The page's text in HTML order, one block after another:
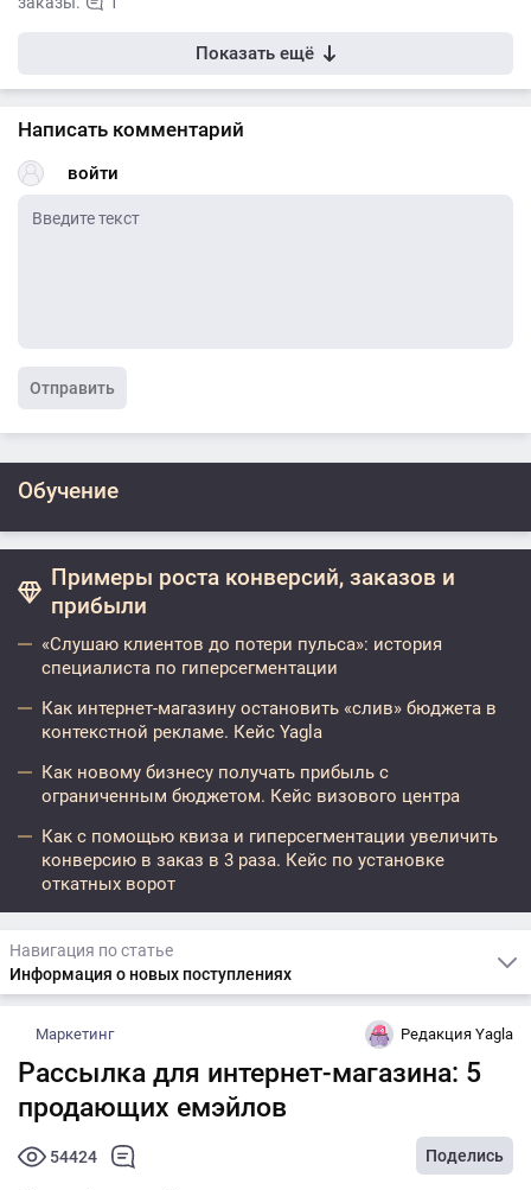
Показать ещё
Написать комментарий
войти
Отправить
Обучение
Примеры роста конверсий, заказов и
прибыли
«Слушаю клиентов до потери пульса»: история
специалиста по гиперсегментации
Как интернет-магазину остановить «слив» бюджета в
контекстной рекламе. Кейс Yagla
Как новому бизнесу получать прибыль с
ограниченным бюджетом. Кейс визового центра
Как с помощью квиза и гиперсегментации увеличить
конверсию в заказ в 3 раза. Кейс по установке
откатных ворот
Навигация по статье
Информация о новых поступлениях
Маркетинг Редакция Yagla
Рассылка для интернет-магазина: 5
продающих емэйлов
54424 Поделись